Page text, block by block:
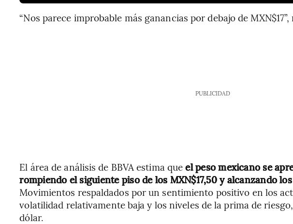
“Nos parece improbable más ganancias por debajo de
PUBLICIDAD
El área de análisis de BBVA estima queel peso mexicano se
rompiendo el siguiente piso de los MXN$17,50 y alcanzando
Movimientos respaldados por un sentimiento positivo en los
volatilidad relativamente baja y los niveles de la prima de
dólar.